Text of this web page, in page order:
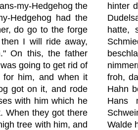
my-Hedgehog the
Hedgehog had the
do go to the forge
I will ride away,
On this, the father
going to get rid of
for him, and when it
got on it, and rode
with him which he
When they got there
tree with him, and
hinter
hatte,
froh,
Hahn
Hans
Walde